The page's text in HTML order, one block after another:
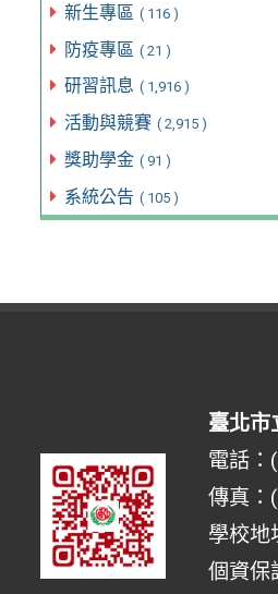
新生專區 ( 116 )
防疫專區 ( 21 )
研習訊息 ( 1,916 )
活動與競賽 ( 2,915 )
獎助學金 ( 91 )
系統公告 ( 105 )
臺北市
電話：
傳真：
學校地
個資保